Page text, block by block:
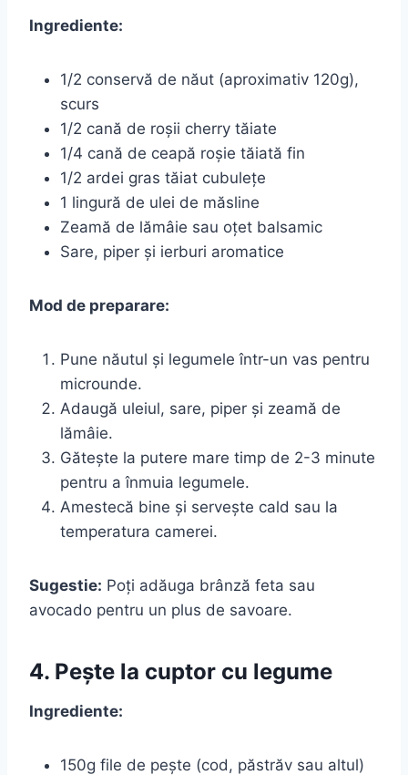
Ingrediente:
1/2 conservă de năut (aproximativ 120g),
scurs
1/2 cană de roșii cherry tăiate
1/4 cană de ceapă roșie tăiată fin
1/2 ardei gras tăiat cubulețe
1 lingură de ulei de măsline
Zeamă de lămâie sau oțet balsamic
Sare, piper și ierburi aromatice
Mod de preparare:
Pune năutul și legumele într-un vas pentru
microunde.
Adaugă uleiul, sare, piper și zeamă de
lămâie.
Gătește la putere mare timp de 2-3 minute
pentru a înmuia legumele.
Amestecă bine și servește cald sau la
temperatura camerei.
Sugestie: Poți adăuga brânză feta sau
avocado pentru un plus de savoare.
4. Pește la cuptor cu legume
Ingrediente:
150g file de pește (cod, păstrăv sau altul)